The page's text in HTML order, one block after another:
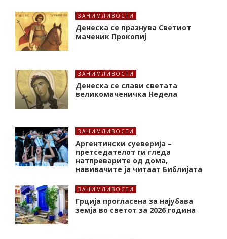
ЗАНИМЛИВОСТИ
Денеска се празнува Светиот
маченик Прокопиј
ЗАНИМЛИВОСТИ
Денеска се слави светата
великомаченичка Недела
ЗАНИМЛИВОСТИ
Аргентински суеверија –
претседателот ги гледа
натпреварите од дома,
навивачите ја читаат Библијата
ЗАНИМЛИВОСТИ
Грција прогласена за најубава
земја во светот за 2026 година